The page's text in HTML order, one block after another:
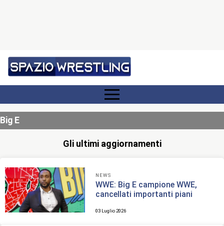
Big E
Gli ultimi aggiornamenti
NEWS
WWE: Big E campione WWE,
cancellati importanti piani
03 Luglio 2026